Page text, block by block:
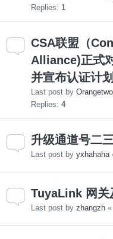
Replies: 1
CSA联盟（
Alliance)正式
并宣布认证计
Last post by Orangetwo
Replies: 4
升级通道号二
Last post by yxhahaha
TuyaLink 网关
Last post by zhangzh «